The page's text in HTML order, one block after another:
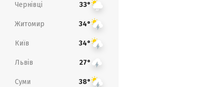
Чернівці 33°
Житомир 34°
Київ 34°
Львів 27°
Суми 38°